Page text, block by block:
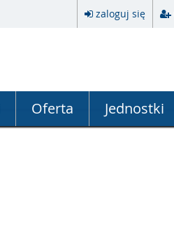
zaloguj się
Oferta Jednostki